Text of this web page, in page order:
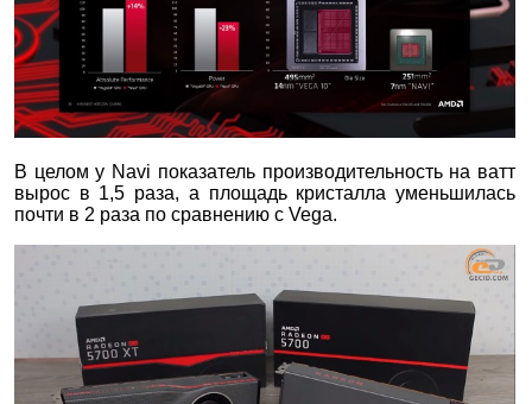
В целом у Navi показатель производительность на ватт
вырос в 1,5 раза, а площадь кристалла уменьшилась
почти в 2 раза по сравнению с Vega.